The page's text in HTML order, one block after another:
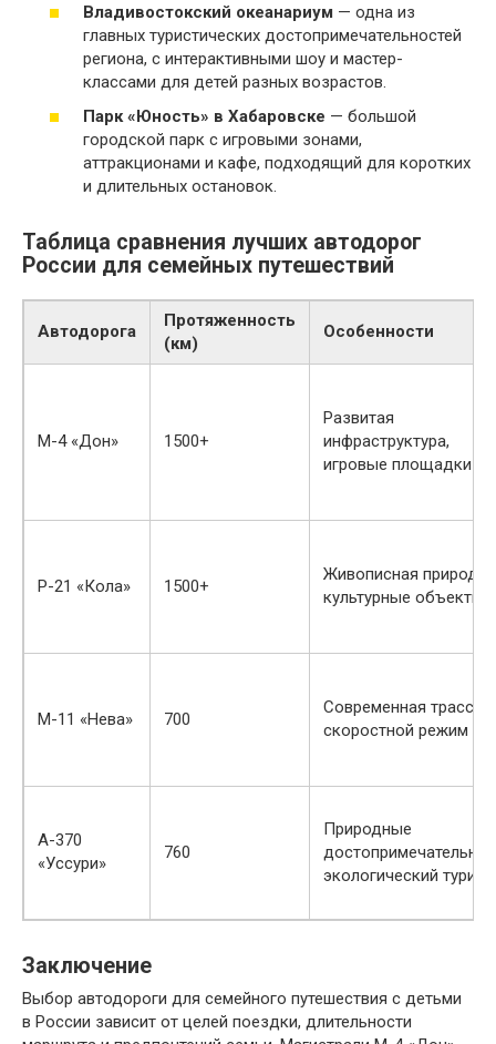
Владивостокский океанариум — одна из
главных туристических достопримечательностей
региона, с интерактивными шоу и мастер-
классами для детей разных возрастов.
Парк «Юность» в Хабаровске — большой
городской парк с игровыми зонами,
аттракционами и кафе, подходящий для коротких
и длительных остановок.
Таблица сравнения лучших автодорог
России для семейных путешествий
Автодорога
Протяженность
(км)
Особенности
М-4 «Дон» 1500+
Развитая
инфраструктура,
игровые площадки
Р-21 «Кола» 1500+
Живописная природа,
культурные объекты
М-11 «Нева» 700
Современная трасса,
скоростной режим
А-370
«Уссури»
760
Природные
экологический туризм
Заключение
Выбор автодороги для семейного путешествия с детьми
в России зависит от целей поездки, длительности